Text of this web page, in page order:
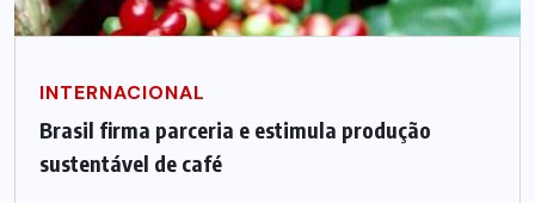
INTERNACIONAL
Brasil firma parceria e estimula produção
sustentável de café